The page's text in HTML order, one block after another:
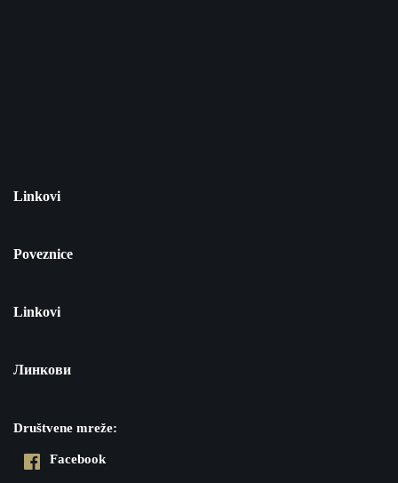
Linkovi
Poveznice
Linkovi
Линкови
Društvene mreže:
Facebook